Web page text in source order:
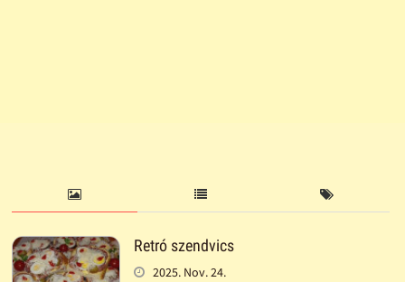
Retró szendvics
2025. Nov. 24.